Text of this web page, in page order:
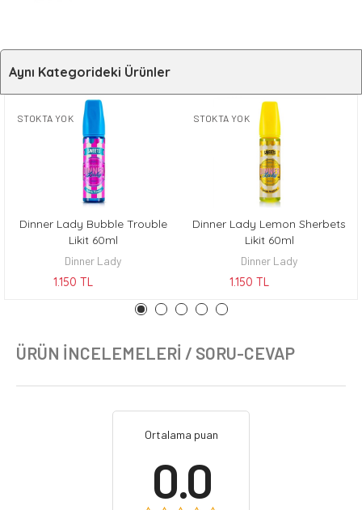
Aynı Kategorideki Ürünler
STOKTA YOK
KEŞFET
Dinner Lady Bubble Trouble
Likit 60ml
Dinner Lady
1.150 TL
STOKTA YOK
KEŞFET
Dinner Lady Lemon Sherbets
Likit 60ml
Dinner Lady
1.150 TL
ÜRÜN İNCELEMELERI / SORU-CEVAP
Ortalama puan
0.0